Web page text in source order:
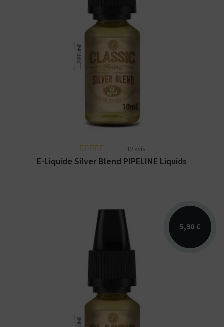
Arômes : blond sec et non sucré. PIPELINE
Classic Series. E-liquide disponible en 10 et
12 avis
E-Liquide Silver Blend PIPELINE Liquids
5,90 €